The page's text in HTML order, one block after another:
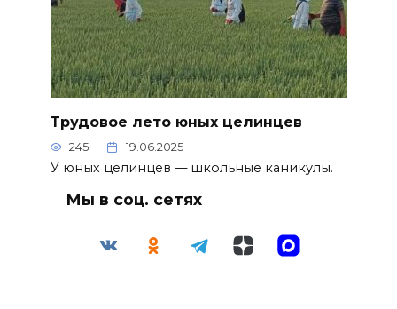
Трудовое лето юных целинцев
245 19.06.2025
У юных целинцев — школьные каникулы.
Мы в соц. сетях